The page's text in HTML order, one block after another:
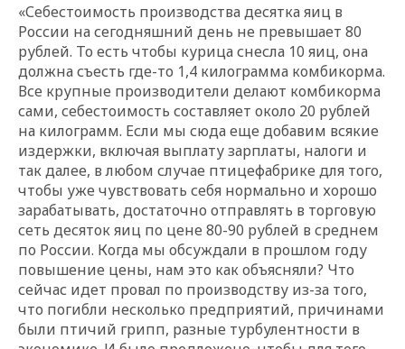
«Себестоимость производства десятка яиц в
России на сегодняшний день не превышает 80
рублей. То есть чтобы курица снесла 10 яиц, она
должна съесть где-то 1,4 килограмма комбикорма.
Все крупные производители делают комбикорма
сами, себестоимость составляет около 20 рублей
на килограмм. Если мы сюда еще добавим всякие
издержки, включая выплату зарплаты, налоги и
так далее, в любом случае птицефабрике для того,
чтобы уже чувствовать себя нормально и хорошо
зарабатывать, достаточно отправлять в торговую
сеть десяток яиц по цене 80-90 рублей в среднем
по России. Когда мы обсуждали в прошлом году
повышение цены, нам это как объясняли? Что
сейчас идет провал по производству из-за того,
что погибли несколько предприятий, причинами
были птичий грипп, разные турбулентности в